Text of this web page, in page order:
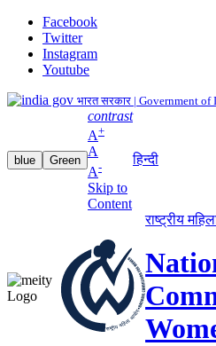
Facebook
Twitter
Instagram
Youtube
भारत सरकार | Government of
blue Green
contrast
A+
A
A-
Skip to
Content
हिन्दी
राष्ट्रीय